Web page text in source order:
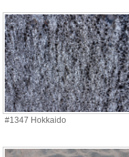
#1347 Hokkaido